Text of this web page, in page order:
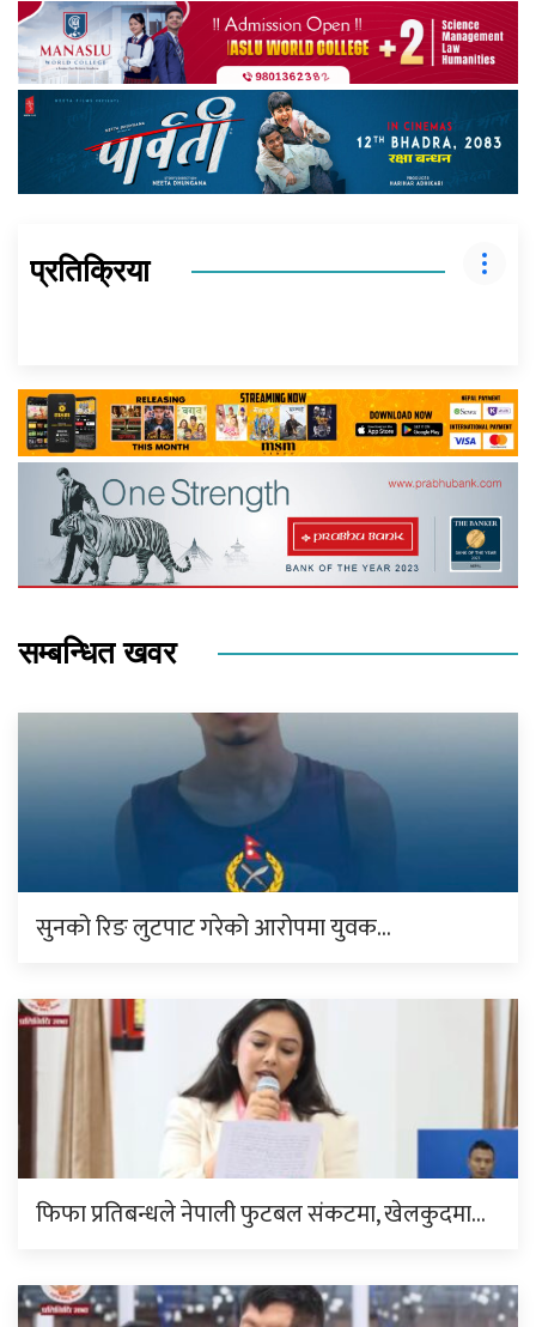
प्रतिक्रिया
सम्बन्धित खवर
सुनको रिङ लुटपाट गरेको आरोपमा युवक…
फिफा प्रतिबन्धले नेपाली फुटबल संकटमा, खेलकुदमा…